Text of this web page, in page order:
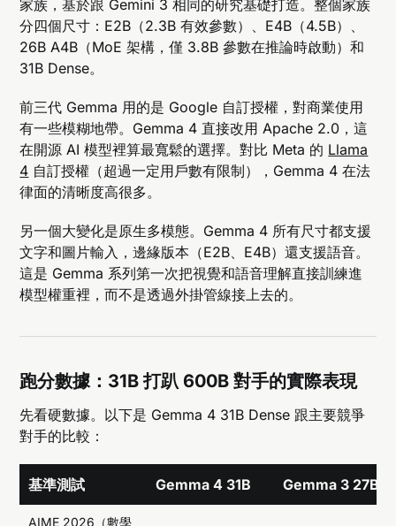
家族，基於跟 Gemini 3 相同的研究基礎打造。整個家族
分四個尺寸：E2B（2.3B 有效參數）、E4B（4.5B）、
26B A4B（MoE 架構，僅 3.8B 參數在推論時啟動）和
31B Dense。
前三代 Gemma 用的是 Google 自訂授權，對商業使用
有一些模糊地帶。Gemma 4 直接改用 Apache 2.0，這
在開源 AI 模型裡算最寬鬆的選擇。對比 Meta 的 Llama
4 自訂授權（超過一定用戶數有限制），Gemma 4 在法
律面的清晰度高很多。
另一個大變化是原生多模態。Gemma 4 所有尺寸都支援
文字和圖片輸入，邊緣版本（E2B、E4B）還支援語音。
這是 Gemma 系列第一次把視覺和語音理解直接訓練進
模型權重裡，而不是透過外掛管線接上去的。
跑分數據：31B 打趴 600B 對手的實際表現
先看硬數據。以下是 Gemma 4 31B Dense 跟主要競爭
對手的比較：
基準測試 Gemma 4 31B Gemma 3 27B
AIME 2026（數學